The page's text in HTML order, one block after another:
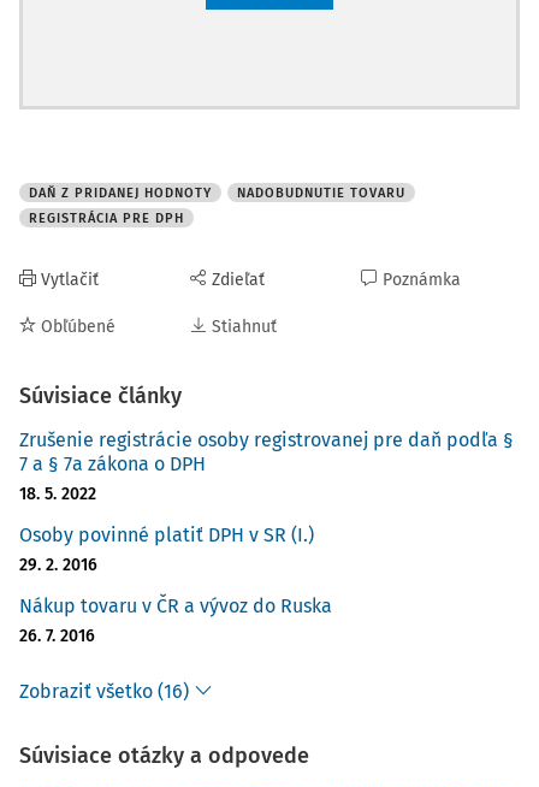
DAŇ Z PRIDANEJ HODNOTY
NADOBUDNUTIE TOVARU
REGISTRÁCIA PRE DPH
Vytlačiť
Obľúbené
Zdieľať
Stiahnuť
Poznámka
Súvisiace články
Zrušenie registrácie osoby registrovanej pre daň podľa §
7 a § 7a zákona o DPH
18. 5. 2022
Osoby povinné platiť DPH v SR (I.)
29. 2. 2016
Nákup tovaru v ČR a vývoz do Ruska
26. 7. 2016
Zobraziť všetko (16)
Súvisiace otázky a odpovede